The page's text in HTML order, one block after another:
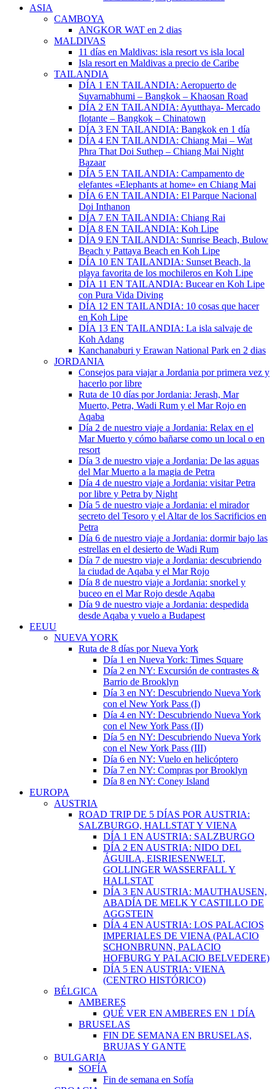
ASIA
CAMBOYA
ANGKOR WAT en 2 dias
MALDIVAS
11 días en Maldivas: isla resort vs isla local
Isla resort en Maldivas a precio de Caribe
TAILANDIA
DÍA 1 EN TAILANDIA: Aeropuerto de
Suvarnabhumi – Bangkok – Khaosan Road
DÍA 2 EN TAILANDIA: Ayutthaya- Mercado
flotante – Bangkok – Chinatown
DÍA 3 EN TAILANDIA: Bangkok en 1 día
DÍA 4 EN TAILANDIA: Chiang Mai – Wat
Phra That Doi Suthep – Chiang Mai Night
Bazaar
DÍA 5 EN TAILANDIA: Campamento de
elefantes «Elephants at home» en Chiang Mai
DÍA 6 EN TAILANDIA: El Parque Nacional
Doi Inthanon
DÍA 7 EN TAILANDIA: Chiang Rai
DÍA 8 EN TAILANDIA: Koh Lipe
DÍA 9 EN TAILANDIA: Sunrise Beach, Bulow
Beach y Pattaya Beach en Koh Lipe
DÍA 10 EN TAILANDIA: Sunset Beach, la
playa favorita de los mochileros en Koh Lipe
DÍA 11 EN TAILANDIA: Bucear en Koh Lipe
con Pura Vida Diving
DÍA 12 EN TAILANDIA: 10 cosas que hacer
en Koh Lipe
DÍA 13 EN TAILANDIA: La isla salvaje de
Koh Adang
Kanchanaburi y Erawan National Park en 2 dias
JORDANIA
Consejos para viajar a Jordania por primera vez y
hacerlo por libre
Ruta de 10 días por Jordania: Jerash, Mar
Muerto, Petra, Wadi Rum y el Mar Rojo en
Aqaba
Día 2 de nuestro viaje a Jordania: Relax en el
Mar Muerto y cómo bañarse como un local o en
resort
Día 3 de nuestro viaje a Jordania: De las aguas
del Mar Muerto a la magia de Petra
Día 4 de nuestro viaje a Jordania: visitar Petra
por libre y Petra by Night
Día 5 de nuestro viaje a Jordania: el mirador
secreto del Tesoro y el Altar de los Sacrificios en
Petra
Día 6 de nuestro viaje a Jordania: dormir bajo las
estrellas en el desierto de Wadi Rum
Día 7 de nuestro viaje a Jordania: descubriendo
la ciudad de Aqaba y el Mar Rojo
Día 8 de nuestro viaje a Jordania: snorkel y
buceo en el Mar Rojo desde Aqaba
Día 9 de nuestro viaje a Jordania: despedida
desde Aqaba y vuelo a Budapest
EEUU
NUEVA YORK
Ruta de 8 días por Nueva York
Día 1 en Nueva York: Times Square
Día 2 en NY: Excursión de contrastes &
Barrio de Brooklyn
Día 3 en NY: Descubriendo Nueva York
con el New York Pass (I)
Día 4 en NY: Descubriendo Nueva York
con el New York Pass (II)
Día 5 en NY: Descubriendo Nueva York
con el New York Pass (III)
Día 6 en NY: Vuelo en helicóptero
Día 7 en NY: Compras por Brooklyn
Día 8 en NY: Coney Island
EUROPA
AUSTRIA
ROAD TRIP DE 5 DÍAS POR AUSTRIA:
SALZBURGO, HALLSTAT Y VIENA
DÍA 1 EN AUSTRIA: SALZBURGO
DÍA 2 EN AUSTRIA: NIDO DEL
ÁGUILA, EISRIESENWELT,
GOLLINGER WASSERFALL Y
HALLSTAT
DÍA 3 EN AUSTRIA: MAUTHAUSEN,
ABADÍA DE MELK Y CASTILLO DE
AGGSTEIN
DÍA 4 EN AUSTRIA: LOS PALACIOS
IMPERIALES DE VIENA (PALACIO
SCHONBRUNN, PALACIO
HOFBURG Y PALACIO BELVEDERE)
DÍA 5 EN AUSTRIA: VIENA
(CENTRO HISTÓRICO)
BÉLGICA
AMBERES
QUÉ VER EN AMBERES EN 1 DÍA
BRUSELAS
FIN DE SEMANA EN BRUSELAS,
BRUJAS Y GANTE
BULGARIA
SOFÍA
Fin de semana en Sofía